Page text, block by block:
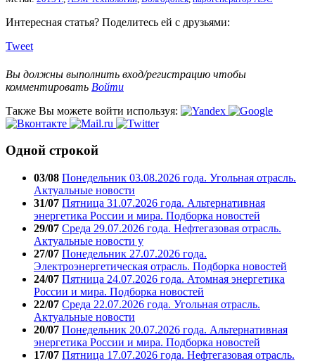
Интересная статья? Поделитесь ей с друзьями:
Tweet
Вы должны выполнить вход/регистрацию чтобы
комментировать Войти
Также Вы можете войти используя:
Одной строкой
03/08 Понедельник 03.08.2026 года. Угольная отрасль.
Актуальные новости
31/07 Пятница 31.07.2026 года. Альтернативная
энергетика России и мира. Подборка новостей
29/07 Среда 29.07.2026 года. Нефтегазовая отрасль.
Актуальные новости у
27/07 Понедельник 27.07.2026 года.
Электроэнергетическая отрасль. Подборка новостей
24/07 Пятница 24.07.2026 года. Атомная энергетика
России и мира. Подборка новостей
22/07 Среда 22.07.2026 года. Угольная отрасль.
Актуальные новости
20/07 Понедельник 20.07.2026 года. Альтернативная
энергетика России и мира. Подборка новостей
17/07 Пятница 17.07.2026 года. Нефтегазовая отрасль.